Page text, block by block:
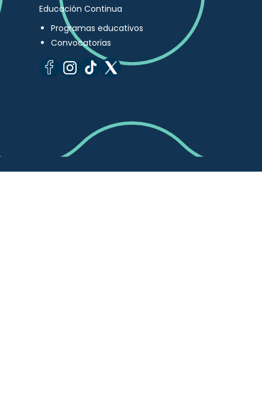
Educación Continua
Programas educativos
Convocatorias